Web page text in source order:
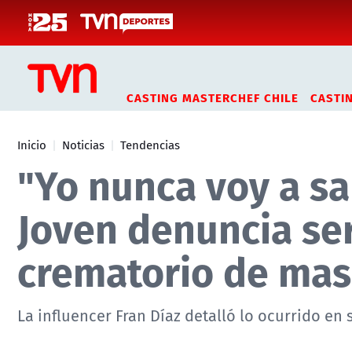
CASTING MASTERCHEF CHILE
Inicio Noticias Tendencias
"Yo nunca voy a
Joven denuncia
crematorio de
La influencer Fran Díaz detalló lo ocurrido en